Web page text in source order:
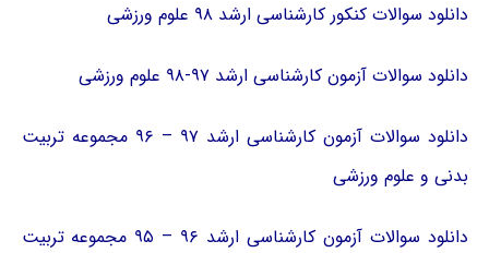
دانلود سوالات کنکور کارشناسی ارشد ۹۸ علوم ورزشی
دانلود سوالات آزمون کارشناسی ارشد ۹۷-۹۸ علوم ورزشی
دانلود سوالات آزمون کارشناسی ارشد ۹۷ – ۹۶ مجموعه تربیت
بدنی و علوم ورزشی
دانلود سوالات آزمون کارشناسی ارشد ۹۶ – ۹۵ مجموعه تربیت